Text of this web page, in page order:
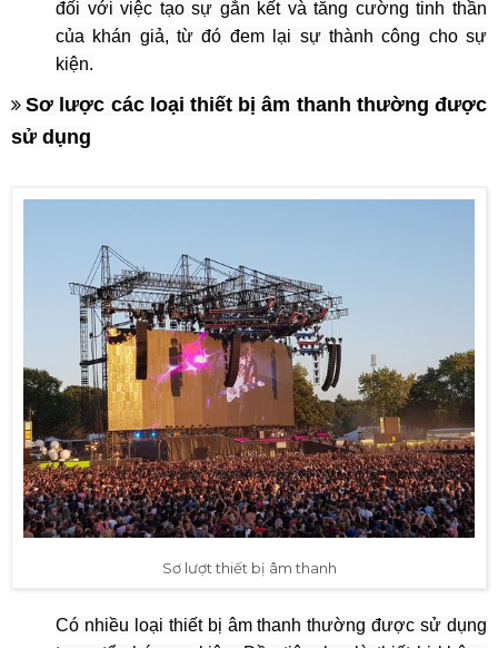
đối với việc tạo sự gắn kết và tăng cường tinh thần
của khán giả, từ đó đem lại sự thành công cho sự
kiện.
Sơ lược các loại thiết bị âm thanh thường được
sử dụng
Sơ lượt thiết bị âm thanh
Có nhiều loại thiết bị âm thanh thường được sử dụng